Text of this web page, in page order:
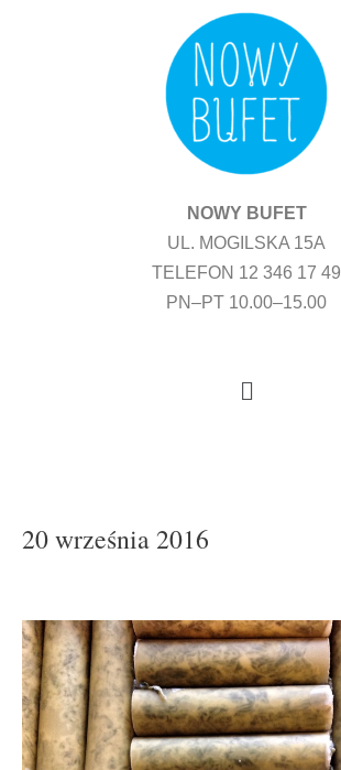
NOWY BUFET
UL. MOGILSKA 15A
TELEFON 12 346 17 49
PN–PT 10.00–15.00
Menu
20 września 2016